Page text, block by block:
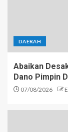
DAERAH
Abaikan
Dano Pimpin
07/08/2026